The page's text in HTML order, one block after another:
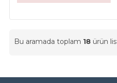
Bu aramada toplam 18 ürün